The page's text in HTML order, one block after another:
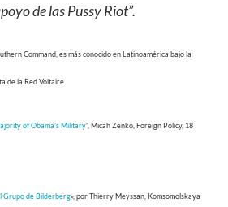
de las Pussy Riot”.
Command, es más conocido en Latinoamérica bajo la
de la Red Voltaire.
of Obama’s Military”, Micah Zenko, Foreign Policy, 18
Grupo de Bilderberg», por Thierry Meyssan, Komsomolskaya